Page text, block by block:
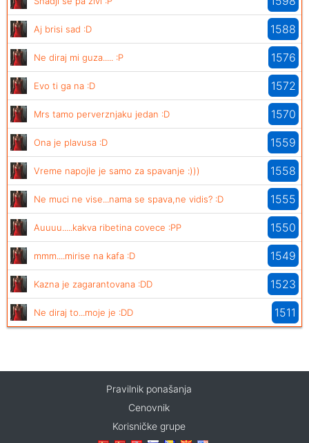
Aj brisi sad :D 1588
Ne diraj mi guza..... :P 1576
Evo ti ga na :D 1572
Mrs tamo perverznjaku jedan :D 1570
Ona je plavusa :D 1559
Vreme napojle je samo za spavanje :))) 1558
Ne muci ne vise...nama se spava,ne vidis? :D 1555
Auuuu.....kakva ribetina covece :PP 1550
mmm....mirise na kafa :D 1549
Kazna je zagarantovana :DD 1523
Ne diraj to...moje je :DD 1511
Pravilnik ponašanja
Cenovnik
Korisničke grupe